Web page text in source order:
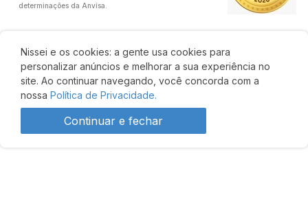
Nissei e os cookies: a gente usa cookies para
personalizar anúncios e melhorar a sua experiência no
site. Ao continuar navegando, você concorda com a
nossa Política de Privacidade.
Continuar e fechar
determinações da Anvisa.